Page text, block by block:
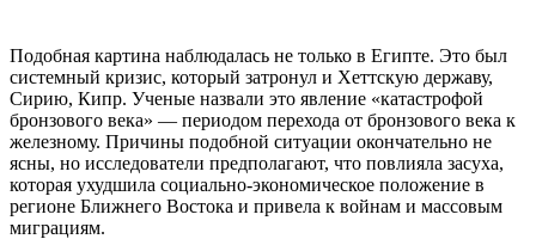
Подобная картина наблюдалась не только в Египте. Это был
системный кризис, который затронул и Хеттскую державу,
Сирию, Кипр. Ученые назвали это явление «катастрофой
бронзового века» — периодом перехода от бронзового века к
железному. Причины подобной ситуации окончательно не
ясны, но исследователи предполагают, что повлияла засуха,
которая ухудшила социально-экономическое положение в
регионе Ближнего Востока и привела к войнам и массовым
миграциям.